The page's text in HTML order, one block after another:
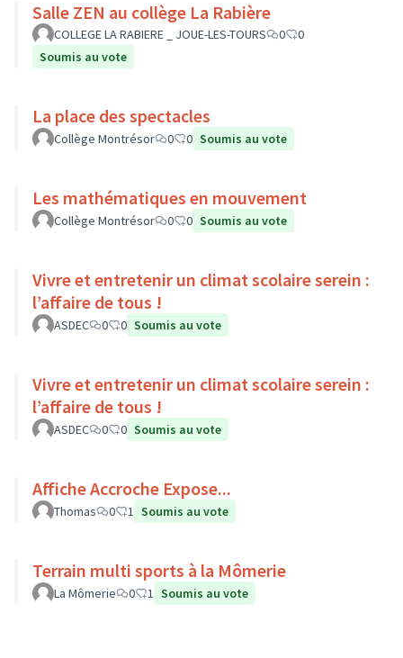
Salle ZEN au collège La Rabière
COLLEGE LA RABIERE _ JOUE-LES-TOURS 0
0
Soumis au vote
La place des spectacles
Collège Montrésor 0 0 Soumis au vote
Les mathématiques en mouvement
Collège Montrésor 0 0 Soumis au vote
Vivre et entretenir un climat scolaire serein :
l’affaire de tous !
ASDEC 0 0 Soumis au vote
Vivre et entretenir un climat scolaire serein :
l’affaire de tous !
ASDEC 0 0 Soumis au vote
Affiche Accroche Expose...
Thomas 0 1 Soumis au vote
Terrain multi sports à la Mômerie
La Mômerie 0 1 Soumis au vote